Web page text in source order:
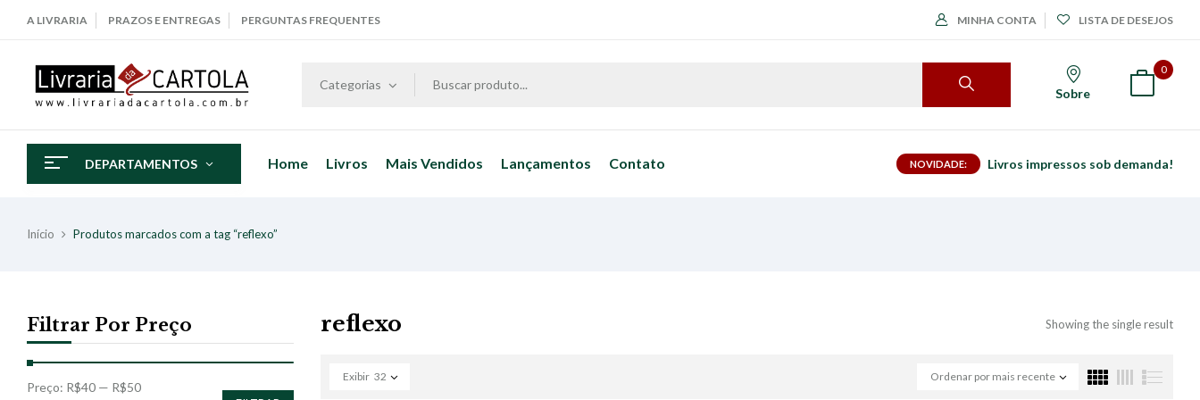
A LIVRARIA PRAZOS E ENTREGAS PERGUNTAS FREQUENTES MINHA CONTA LISTA DE DESEJOS
Categorias
Sobre
0
DEPARTAMENTOS Home Livros Mais Vendidos Lançamentos Contato NOVIDADE: Livros impressos sob demanda!
Início Produtos marcados com a tag “reflexo”
Filtrar Por Preço
Preço: R$40 — R$50
reflexo Showing the single result
Ordenar por mais recente
Exibir 32